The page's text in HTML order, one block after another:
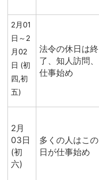
2月01
日～2
月02
日 (初
四,初
五)
法令の休日は終
了、知人訪問、
仕事始め
2月
03日
(初
六)
多くの人はこの
日が仕事始め